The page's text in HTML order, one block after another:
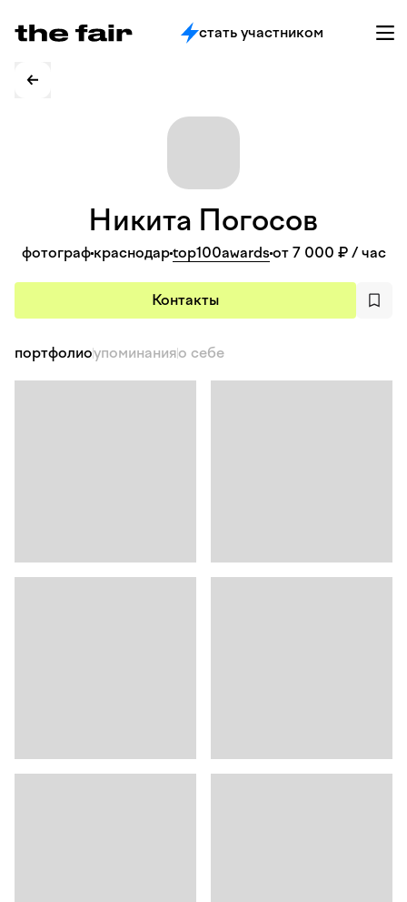
стать участником
Никита Погосов
фотографкраснодарtop100awardsот 7 000 ₽/ час
Контакты
портфолиоупоминанияо себе